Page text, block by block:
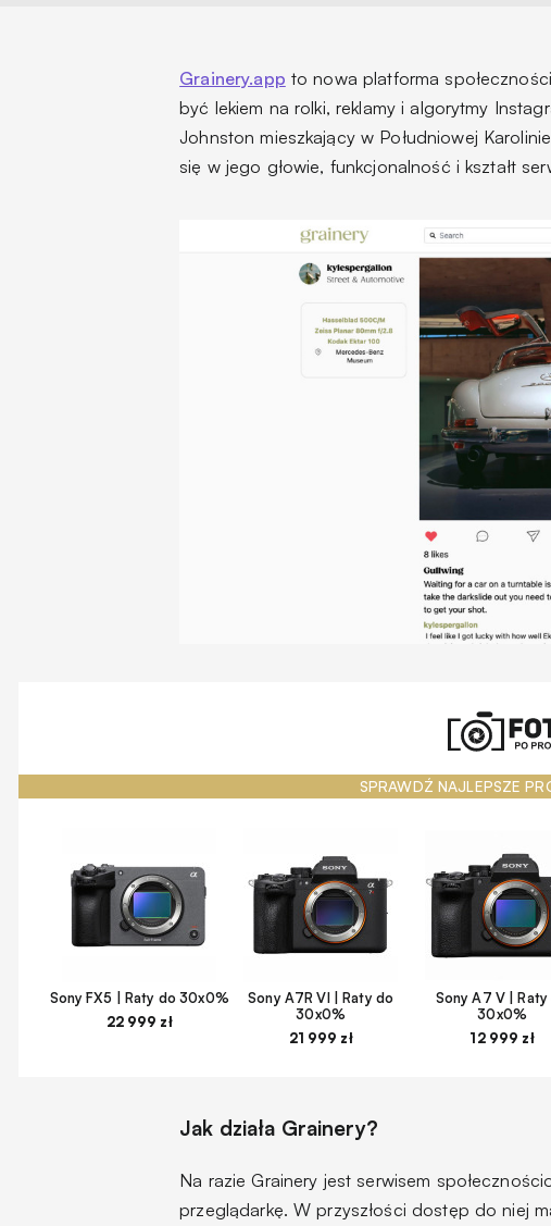
Grainery.app to nowa platforma
być lekiem na rolki, reklamy i algorytmy
Johnston mieszkający w Południowej
się w jego głowie, funkcjonalność i kształt
SPRAWDŹ NAJLEPSZE
Sony FX5 | Raty do 30x0%
22 999 zł
Sony A7R VI | Raty do
30x0%
21 999 zł
Sony A7 V | Raty
30x0%
12 999 zł
Jak działa Grainery?
Na razie Grainery jest serwisem
przeglądarkę. W przyszłości dostęp do niej